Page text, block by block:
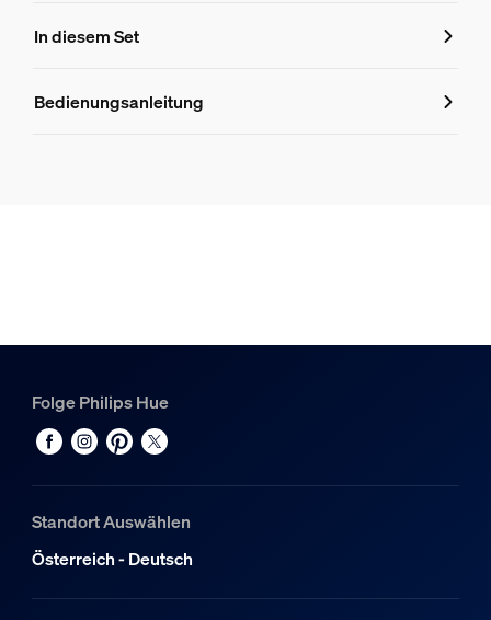
Merkmale
8719514871014
In diesem Set
Bedienungsanleitung
Folge Philips Hue
Standort Auswählen
Österreich - Deutsch